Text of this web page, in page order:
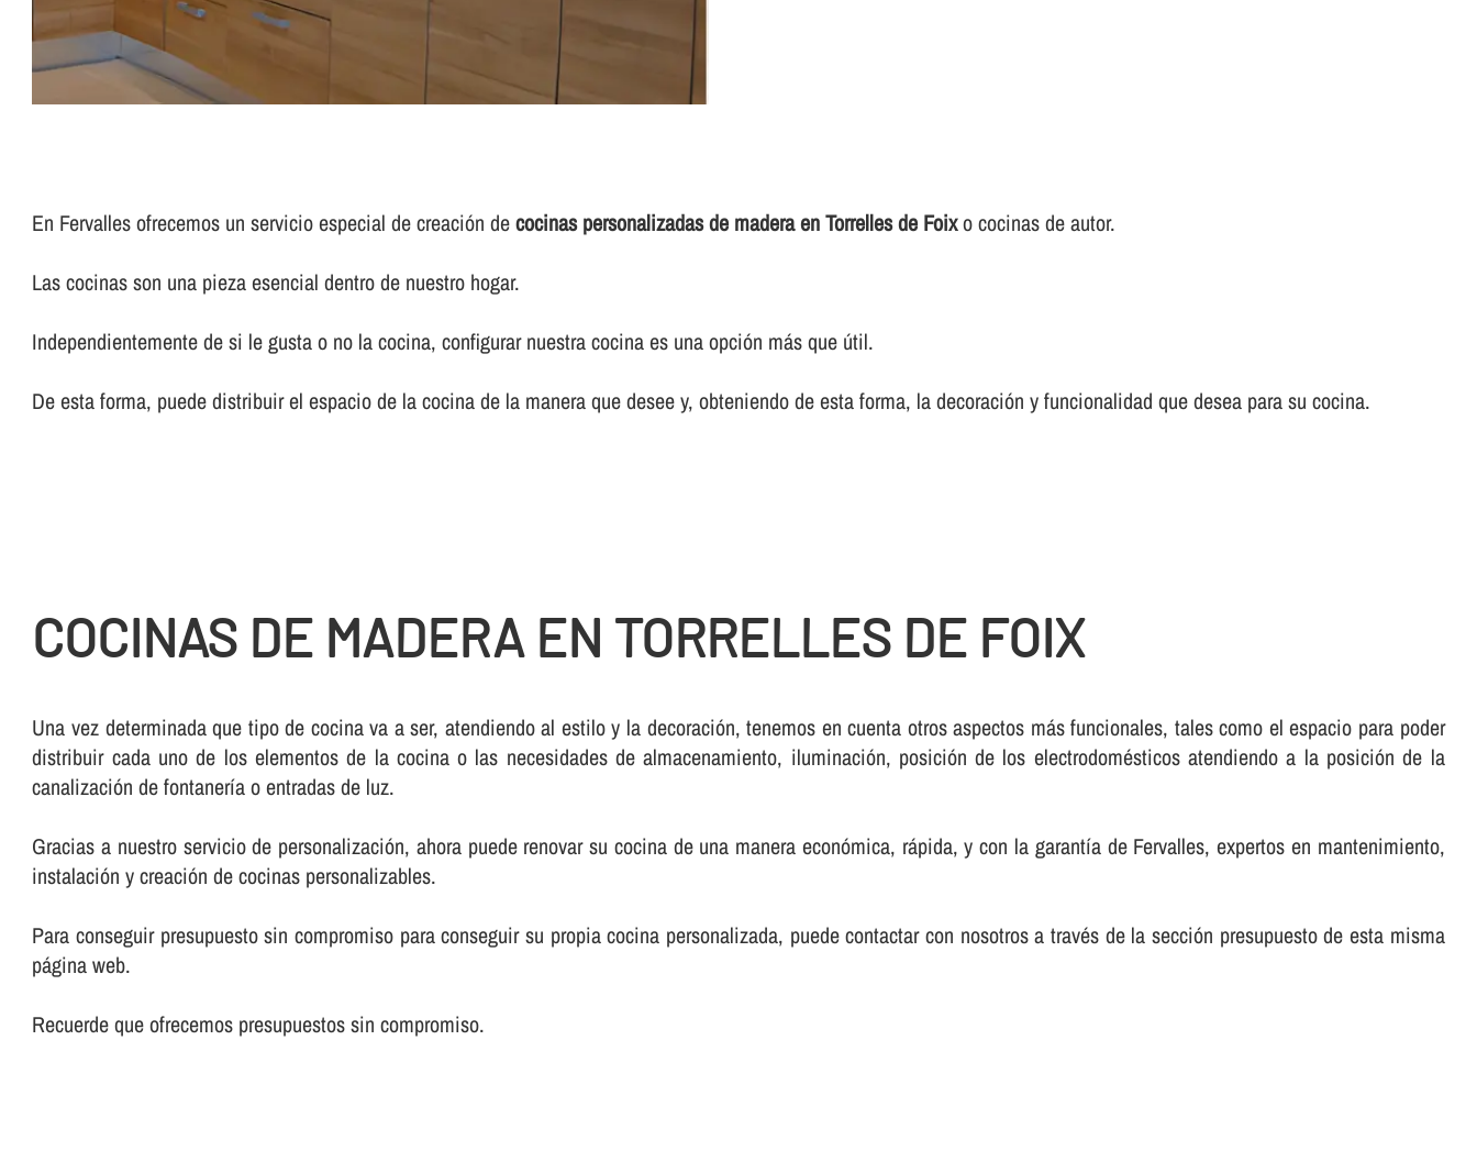
En Fervalles ofrecemos un servicio especial de creación decocinas personalizadas de madera en Torrelles de Foixo cocinas de autor.
Las cocinas son una pieza esencial dentro de nuestro hogar.
Independientemente de si le gusta o no la cocina, configurar nuestra cocina es una opción más que útil.
De esta forma, puede distribuir el espacio de la cocina de la manera que desee y, obteniendo de esta forma, la decoración y funcionalidad que desea para su cocina.
COCINAS DE MADERA EN TORRELLES DE FOIX
Una vez determinada que tipo de cocina va a ser, atendiendo al estilo y la decoración, tenemos en cuenta otros aspectos más funcionales, tales como el espacio para poder
distribuir cada uno de los elementos de la cocina o las necesidades de almacenamiento, iluminación, posición de los electrodomésticos atendiendo a la posición de la
canalización de fontanerí­a o entradas de luz.
Gracias a nuestro servicio de personalización, ahora puede renovar su cocina de una manera económica, rápida, y con la garantí­a de Fervalles, expertos en mantenimiento,
instalación y creación de cocinas personalizables.
Para conseguir presupuesto sin compromiso para conseguir su propia cocina personalizada, puede contactar con nosotros a través de la sección presupuesto de esta misma
página web.
Recuerde que ofrecemos presupuestos sin compromiso.